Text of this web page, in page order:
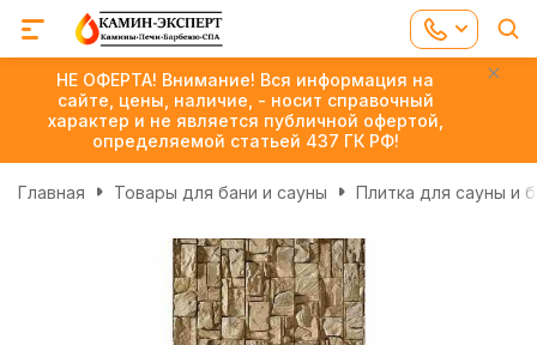
НЕ ОФЕРТА! Внимание! Вся информация на
сайте, цены, наличие, - носит справочный
характер и не является публичной офертой,
определяемой статьей 437 ГК РФ!
Главная Товары для бани и сауны Плитка для сауны и